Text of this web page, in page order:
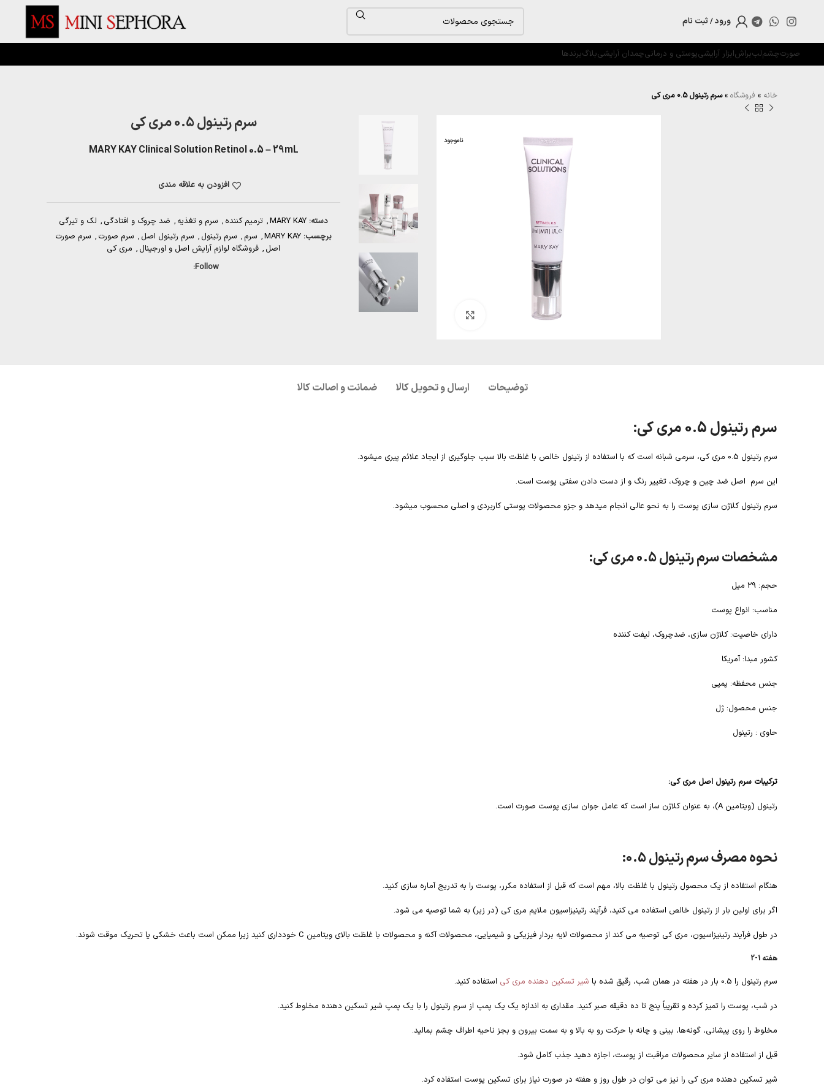
ورود / ثبت نام
صورتچشملببراشابزار آرایشیپوستی و درمانیچمدان آرایشیبلاگبرندها
خانه » فروشگاه »سرم رتینول 0.5 مری کی
ناموجود
بزرگنمایی تصویر
سرم رتینول 0.5 مری کی
MARY KAY Clinical Solution Retinol 0.5 – 29mL
افزودن به علاقه مندی
دسته: MARY KAY
, ترمیم کننده , سرم و تغذیه , ضد چروک و افتادگی , لک و تیرگی
برچسب: MARY KAY
, سرم , سرم رتینول , سرم رتینول اصل , سرم صورت , سرم صورت
اصل , فروشگاه لوازم آرایش اصل و اورجینال , مری کی
Follow:
توضیحات ارسال و تحویل کالا ضمانت و اصالت کالا
سرم رتینول 0.5 مری کی:
سرم رتینول 0.5 مری کی، سرمی شبانه است که با استفاده از رتینول خالص با غلظت بالا سبب جلوگیری از ایجاد علائم پیری میشود.
این سرم اصل ضد چین و چروک، تغییر رنگ و از دست دادن سفتی پوست است.
سرم رتینول کلاژن سازی پوست را به نحو عالی انجام میدهد و جزو محصولات پوستی کاربردی و اصلی محسوب میشود.
مشخصات سرم رتینول 0.5 مری کی:
حجم: 29 میل
مناسب: انواع پوست
دارای خاصیت: کلاژن سازی، ضدچروک، لیفت کننده
کشور مبدا: آمریکا
جنس محفظه: پمپی
جنس محصول: ژل
حاوی : رتینول
ترکیبات سرم رتینول اصل مری کی:
رتینول (ویتامین A)، به عنوان کلاژن ساز است که عامل جوان سازی پوست صورت است.
نحوه مصرف سرم رتینول 0.5:
هنگام استفاده از یک محصول رتینول با غلظت بالا، مهم است که قبل از استفاده مکرر، پوست را به تدریج آماره سازی کنید.
اگر برای اولین بار از رتینول خالص استفاده می کنید، فرآیند رتینیزاسیون ملایم مری کی (در زیر) به شما توصیه می شود.
در طول فرآیند رتینیزاسیون، مری کی توصیه می کند از محصولات لایه بردار فیزیکی و شیمیایی، محصولات آکنه و محصولات با غلظت بالای ویتامین C خودداری کنید زیرا ممکن است باعث خشکی یا تحریک موقت شوند.
هفته 1-2
سرم رتینول را 0.5 بار در هفته در همان شب، رقیق شده با شیر تسکین دهنده مری کی استفاده کنید.
در شب، پوست را تمیز کرده و تقریباً پنج تا ده دقیقه صبر کنید. مقداری به اندازه یک یک پمپ از سرم رتینول را با یک پمپ شیر تسکین دهنده مخلوط کنید.
مخلوط را روی پیشانی، گونه‌ها، بینی و چانه با حرکت رو به بالا و به سمت بیرون و بجز ناحیه اطراف چشم بمالید.
قبل از استفاده از سایر محصولات مراقبت از پوست، اجازه دهید جذب کامل شود.
شیر تسکین دهنده مری کی را نیز می توان در طول روز و هفته در صورت نیاز برای تسکین پوست استفاده کرد.